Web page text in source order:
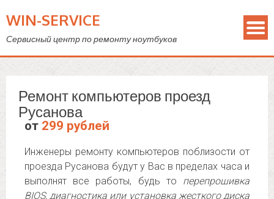
WIN-SERVICE
Сервисный центр по ремонту ноутбуков
Ремонт компьютеров проезд
Русанова
от 299 рублей
Инженеры ремонту компьютеров поблизости от
проезда Русанова будут у Вас в пределах часа и
выполнят все работы, будь то перепрошивка
BIOS, диагностика или установка жесткого диска